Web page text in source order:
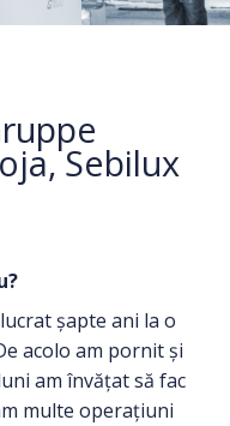
Sebilux
șapte ani la o
acolo am pornit și
am învățat să fac
multe operațiuni